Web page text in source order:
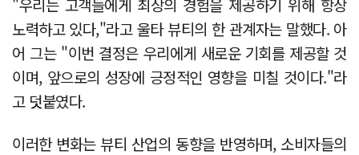
"우리는 고객들에게 최상의 경험을 제공하기 위해 항상
노력하고 있다,"라고 울타 뷰티의 한 관계자는 말했다. 아
어 그는 "이번 결정은 우리에게 새로운 기회를 제공할 것
이며, 앞으로의 성장에 긍정적인 영향을 미칠 것이다."라
고 덧붙였다.
이러한 변화는 뷰티 산업의 동향을 반영하며, 소비자들의